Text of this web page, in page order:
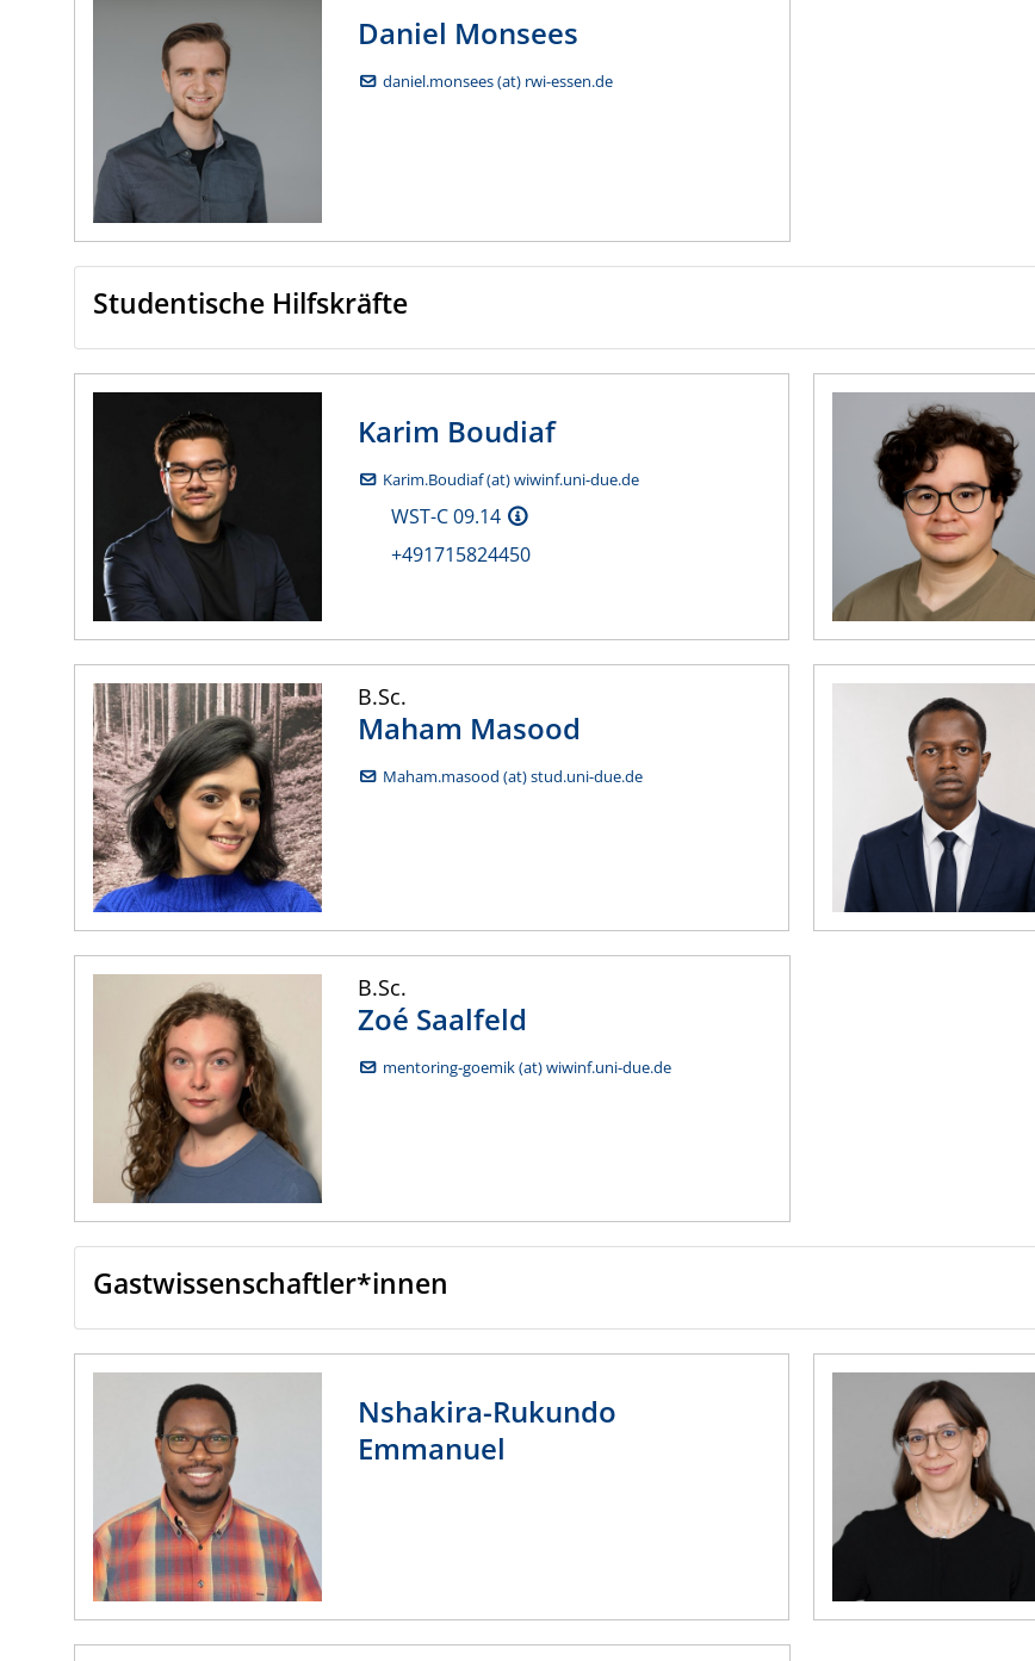
Daniel Monsees
daniel.monsees (at) rwi-essen.de
Studentische Hilfskräfte
Karim Boudiaf
Karim.Boudiaf (at) wiwinf.uni-due.de
WST-C 09.14
+491715824450
B.Sc.
Maham Masood
Maham.masood (at) stud.uni-due.de
B.Sc.
Zoé Saalfeld
mentoring-goemik (at) wiwinf.uni-due.de
Gastwissenschaftler*innen
Nshakira-Rukundo
Emmanuel